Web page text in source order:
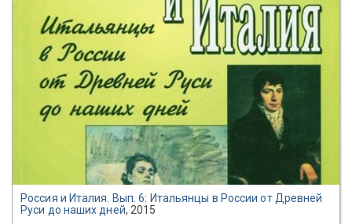
Россия и Италия. Вып. 6: Итальянцы в России от Древней
Руси до наших дней, 2015